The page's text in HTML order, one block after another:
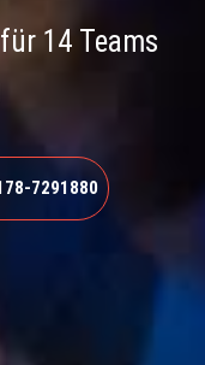
14 Teams
7291880